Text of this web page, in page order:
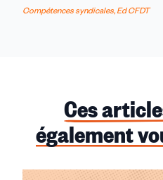
Compétences syndicales, Ed CFDT
Ces
également